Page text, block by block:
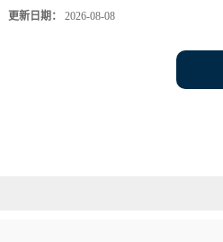
更新日期： 2026-08-08